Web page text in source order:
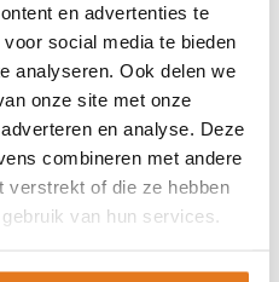
en advertenties te
social media te bieden
analyseren. Ook delen we
onze site met onze
en analyse. Deze
combineren met andere
verstrekt of die ze hebben
van hun services.